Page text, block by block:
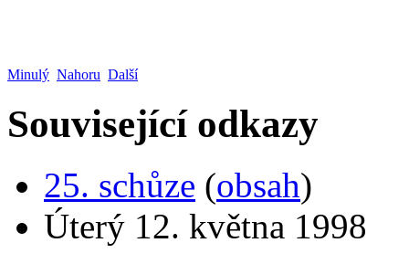
Minulý Nahoru Další
Související odkazy
25. schůze (obsah)
Úterý 12. května 1998